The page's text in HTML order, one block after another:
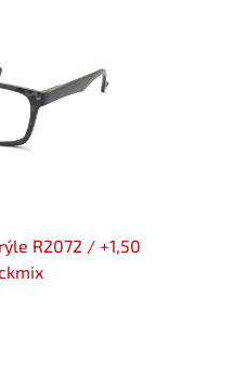
R2072 / +1,50